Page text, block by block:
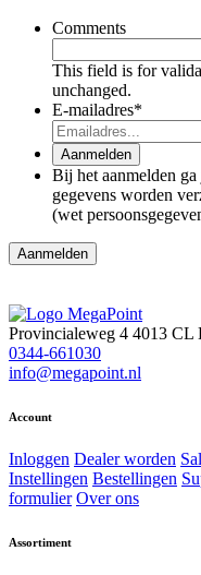
Comments
This field is for
unchanged.
E-mailadres*
Aanmelden
Bij het aanmelden
gegevens worden
(wet
Aanmelden
Provincialeweg 4 4013 CL
0344-661030
info@megapoint.nl
Account
Inloggen Dealer worden
Instellingen Bestellingen
formulier Over ons
Assortiment